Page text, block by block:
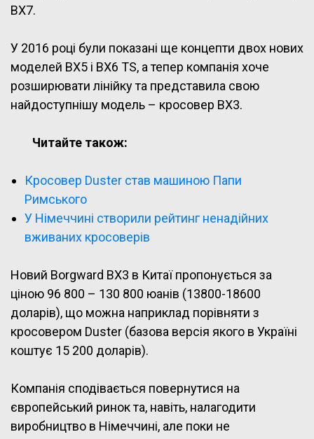
BX7.
У 2016 році були показані ще концепти двох нових
моделей BX5 і BX6 TS, а тепер компанія хоче
розширювати лінійку та представила свою
найдоступнішу модель – кросовер BX3.
Читайте також:
Кросовер Duster став машиною Папи
Римського
У Німеччині створили рейтинг ненадійних
вживаних кросоверів
Новий Borgward BX3 в Китаї пропонується за
ціною 96 800 – 130 800 юанів (13800-18600
доларів), що можна наприклад порівняти з
кросовером Duster (базова версія якого в Україні
коштує 15 200 доларів).
Компанія сподівається повернутися на
європейський ринок та, навіть, налагодити
виробництво в Німеччині, але поки не